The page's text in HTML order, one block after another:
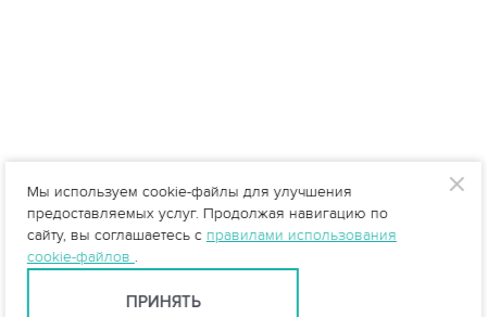
Мы используем cookie-файлы для улучшения
предоставляемых услуг. Продолжая навигацию по
сайту, вы соглашаетесь с правилами использования
cookie-файлов .
ПРИНЯТЬ